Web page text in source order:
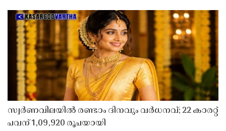
സ്വർണവിലയിൽ രണ്ടാം ദിനവും വർധനവ്; 22 കാരറ്റ്
പവന് 1,09,920 രൂപയായി